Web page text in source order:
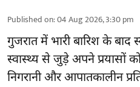
Published on:04 Aug 2026, 3:30 pm
गुजरातमें भारी बारिश के बाद
स्वास्थ्य से जुड़े अपने प्रयासों
निगरानी और आपातकालीन